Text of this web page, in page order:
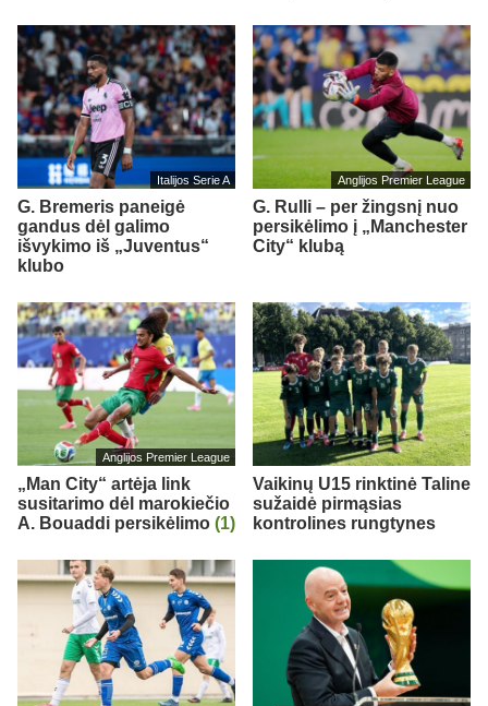
Italijos Serie A
G. Bremeris paneigė
gandus dėl galimo
išvykimo iš „Juventus“
klubo
Anglijos Premier League
G. Rulli – per žingsnį nuo
persikėlimo į „Manchester
City“ klubą
Anglijos Premier League
„Man City“ artėja link
susitarimo dėl marokiečio
A. Bouaddi persikėlimo (1)
Vaikinų U15 rinktinė Taline
sužaidė pirmąsias
kontrolines rungtynes